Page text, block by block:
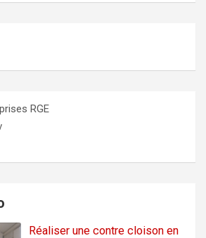
RGE
Réaliser une contre cloison en